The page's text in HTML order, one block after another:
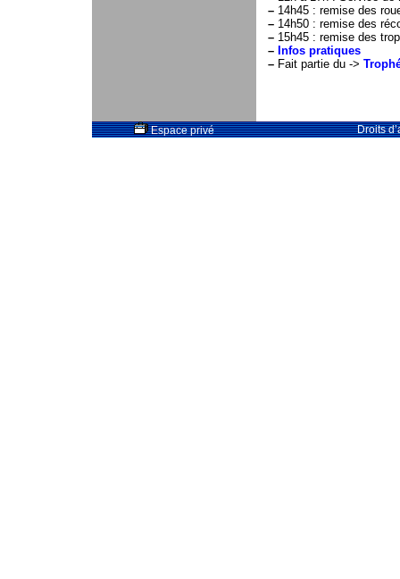
– 14h45 : remise des
– 14h50 : remise des
– 15h45 : remise des
– Infos pratiques
– Fait partie du ->
Espace privé Droits